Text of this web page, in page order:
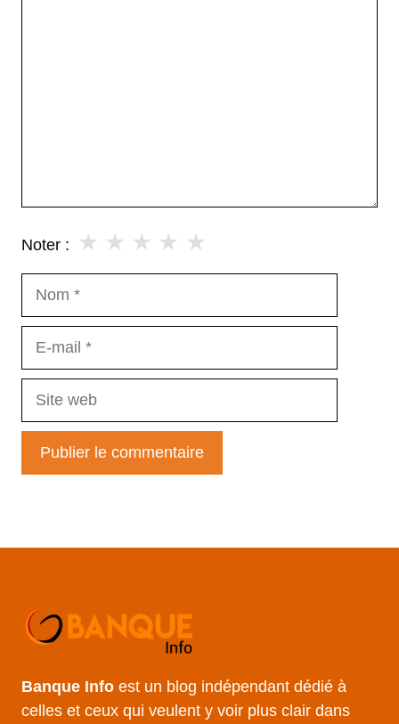
Noter : ★
★
★
★
★
Site
Banque Info est un blog indépendant dédié à
celles et ceux qui veulent y voir plus clair dans